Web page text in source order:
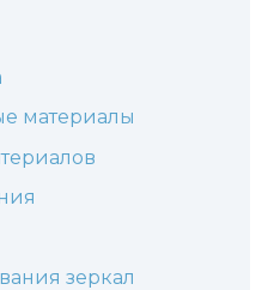
материалы
зеркал